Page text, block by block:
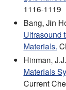
1116-1119
Bang, Jin
Ultrasound
Materials.
Hinman,
Materials
Current